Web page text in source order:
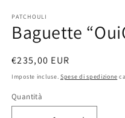
multimediali
1
in
finestra
PATCHOULI
Baguette
Prezzo
di
€235,00 EUR
Imposte incluse. Spese di spedizione
Quantità